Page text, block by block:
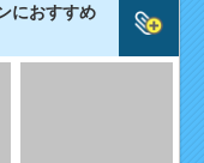
におすすめ